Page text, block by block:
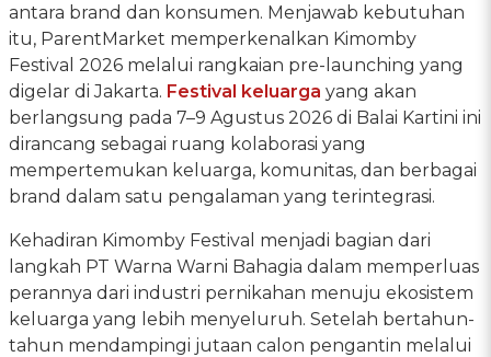
antara brand dan konsumen. Menjawab kebutuhan
itu, ParentMarket memperkenalkan Kimomby
Festival 2026 melalui rangkaian pre-launching yang
digelar di Jakarta. Festival keluarga yang akan
berlangsung pada 7–9 Agustus 2026 di Balai Kartini ini
dirancang sebagai ruang kolaborasi yang
mempertemukan keluarga, komunitas, dan berbagai
brand dalam satu pengalaman yang terintegrasi.
Kehadiran Kimomby Festival menjadi bagian dari
langkah PT Warna Warni Bahagia dalam memperluas
perannya dari industri pernikahan menuju ekosistem
keluarga yang lebih menyeluruh. Setelah bertahun-
tahun mendampingi jutaan calon pengantin melalui